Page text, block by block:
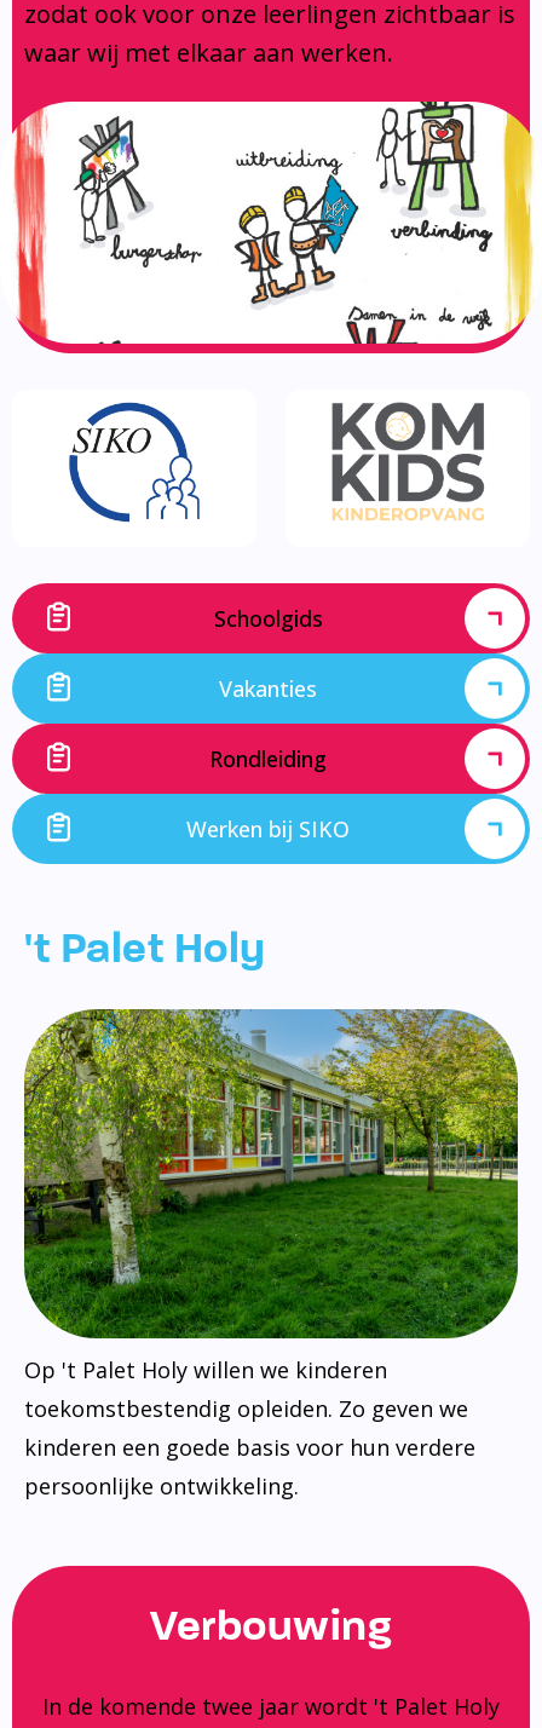
zodat ook voor onze leerlingen zichtbaar is
waar wij met elkaar aan werken.
Schoolgids
Vakanties
Rondleiding
Werken bij SIKO
't Palet Holy
Op 't Palet Holy willen we kinderen
toekomstbestendig opleiden. Zo geven we
kinderen een goede basis voor hun verdere
persoonlijke ontwikkeling.
Verbouwing
In de komende twee jaar wordt 't Palet Holy